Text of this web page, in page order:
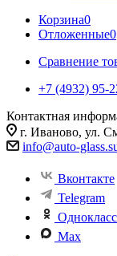
Корзина0
Отложенные0
Сравнение
+7 (4932) 95-
Контактная
г. Иваново, ул.
info@auto-
Вконтакте
Telegram
Max